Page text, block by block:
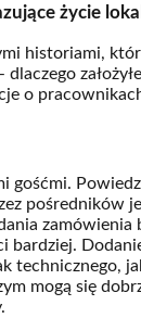
życie
historiami,
o
gośćmi.
pośredników
zamówienia
bardziej.
technicznego,
mogą się